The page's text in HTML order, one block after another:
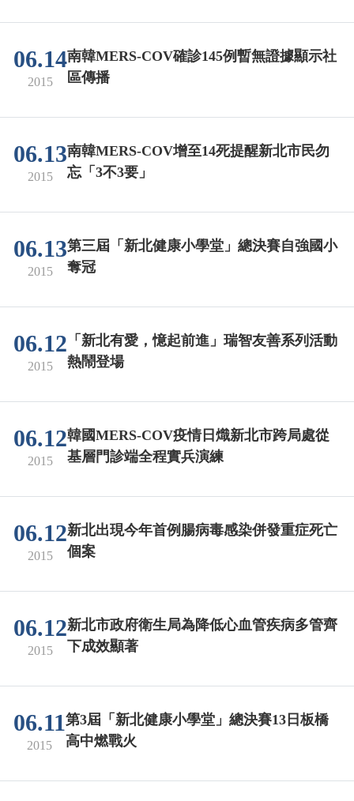
06.14
2015
南韓MERS-COV確診145例暫無證據顯示社
區傳播
06.13
2015
南韓MERS-COV增至14死提醒新北市民勿
忘「3不3要」
06.13
2015
第三屆「新北健康小學堂」總決賽自強國小
奪冠
06.12
2015
「新北有愛，憶起前進」瑞智友善系列活動
熱鬧登場
06.12
2015
韓國MERS-COV疫情日熾新北市跨局處從
基層門診端全程實兵演練
06.12
2015
新北出現今年首例腸病毒感染併發重症死亡
個案
06.12
2015
新北市政府衛生局為降低心血管疾病多管齊
下成效顯著
06.11
2015
第3屆「新北健康小學堂」總決賽13日板橋
高中燃戰火